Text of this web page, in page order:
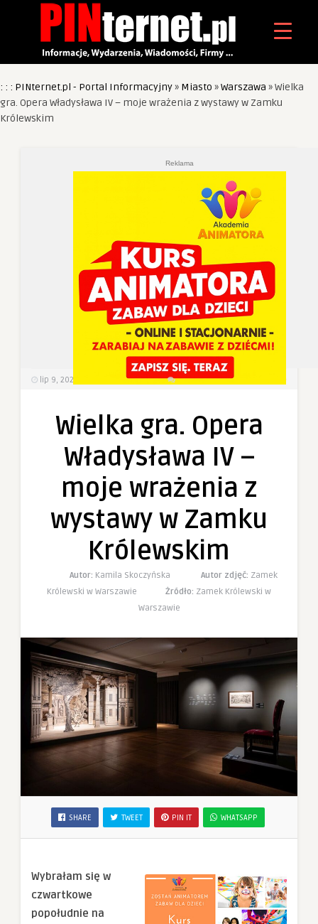
: : : PINternet.pl - Portal Informacyjny» Miasto »Warszawa »Wielka
gra. Opera Władysława IV – moje wrażenia z wystawy w Zamku
Królewskim
Reklama
lip 9, 2026 Wyświetlenia 0 Komentarzy
Wielka gra. Opera
Władysława IV –
moje wrażenia z
wystawy w Zamku
Królewskim
Autor: Kamila Skoczyńska Autor zdjęć: Zamek
Królewski w Warszawie
Żródło: Zamek Królewski w
Warszawie
SHARE TWEET PIN IT WHATSAPP
Wybrałam się w
czwartkowe
popołudnie na